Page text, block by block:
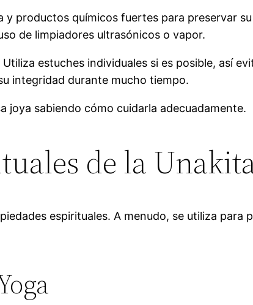
y productos químicos fuertes para preservar
de limpiadores ultrasónicos o vapor.
Utiliza estuches individuales si es posible, así
integridad durante mucho tiempo.
joya sabiendo cómo cuidarla adecuadamente.
de la
espirituales. A menudo, se utiliza para